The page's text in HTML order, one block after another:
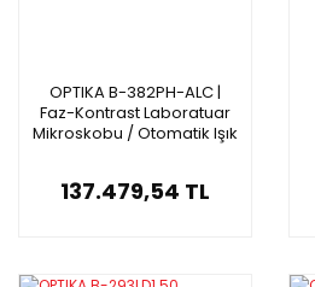
OPTIKA B-382PH-ALC |
Faz-Kontrast Laboratuar
Mikroskobu / Otomatik Işık
137.479,54 TL